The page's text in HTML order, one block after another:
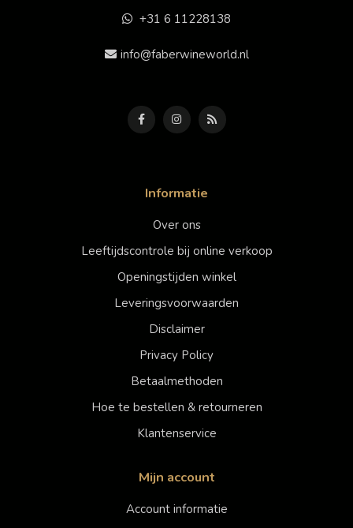
+31 6 11228138
info@faberwineworld.nl
Informatie
Over ons
Leeftijdscontrole bij online verkoop
Openingstijden winkel
Leveringsvoorwaarden
Disclaimer
Privacy Policy
Betaalmethoden
Hoe te bestellen & retourneren
Klantenservice
Mijn account
Account informatie